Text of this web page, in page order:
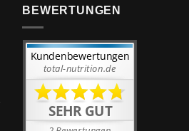
BEWERTUNGEN